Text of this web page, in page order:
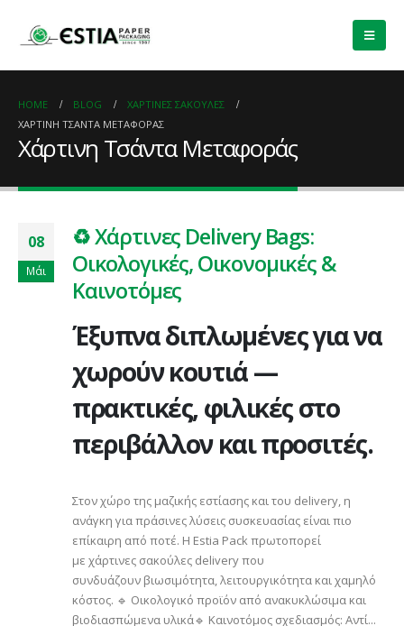
HOME BLOG
ΧΆΡΤΙΝΕΣ ΣΑΚΟΎΛΕΣ
ΧΆΡΤΙΝΗ ΤΣΆΝΤΑ ΜΕΤΑΦΟΡΆΣ
Χάρτινη Τσάντα Μεταφοράς
08
Μάι
♻️ Χάρτινες Delivery Bags:
Οικολογικές, Οικονομικές &
Καινοτόμες
Έξυπνα διπλωμένες για να
χωρούν κουτιά —
πρακτικές, φιλικές στο
περιβάλλον και προσιτές.
Στον χώρο της μαζικής εστίασης και του delivery, η
ανάγκη για πράσινες λύσεις συσκευασίας είναι πιο
επίκαιρη από ποτέ. Η Estia Pack πρωτοπορεί
με χάρτινες σακούλες delivery που
συνδυάζουν βιωσιμότητα, λειτουργικότητα και χαμηλό
κόστος. 🔹 Οικολογικό προϊόν από ανακυκλώσιμα και
βιοδιασπώμενα υλικά🔹 Καινοτόμος σχεδιασμός: Αντί...